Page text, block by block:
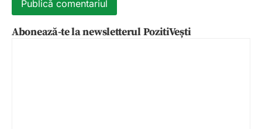
Abonează-te la newsletterul PozitiVești